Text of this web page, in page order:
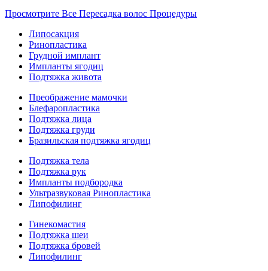
Просмотрите Все Пересадка волос Процедуры
Липосакция
Ринопластика
Грудной имплант
Импланты ягодиц
Подтяжка живота
Преображение мамочки
Блефаропластика
Подтяжка лица
Подтяжка груди
Бразильская подтяжка ягодиц
Подтяжка тела
Подтяжка рук
Импланты подбородка
Ультразвуковая Ринопластика
Липофилинг
Гинекомастия
Подтяжка шеи
Подтяжка бровей
Липофилинг